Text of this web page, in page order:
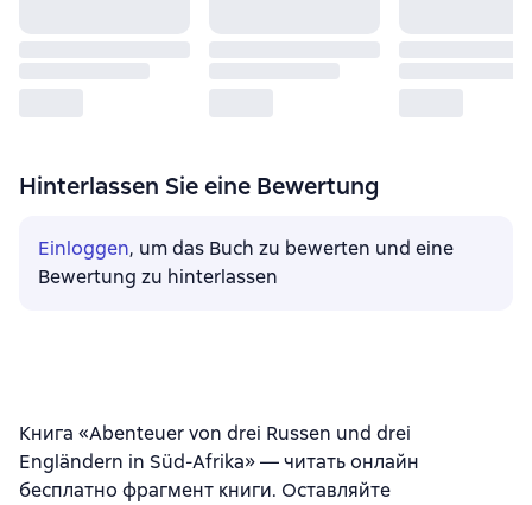
Hinterlassen Sie eine Bewertung
Einloggen, um das Buch zu bewerten und eine
Bewertung zu hinterlassen
Книга «Abenteuer von drei Russen und drei
Engländern in Süd-Afrika» — читать онлайн
бесплатно фрагмент книги. Оставляйте